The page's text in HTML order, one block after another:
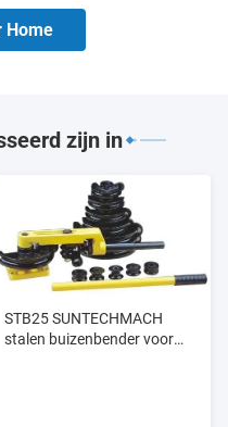
Home
zijn in
STB25 SUNTECHMACH
stalen buizenbender voor